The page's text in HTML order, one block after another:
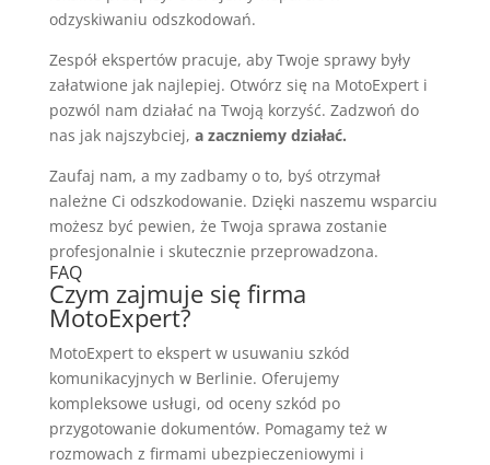
odzyskiwaniu odszkodowań.
Zespół ekspertów pracuje, aby Twoje sprawy były
załatwione jak najlepiej. Otwórz się na MotoExpert i
pozwól nam działać na Twoją korzyść. Zadzwoń do
nas jak najszybciej, a zaczniemy działać.
Zaufaj nam, a my zadbamy o to, byś otrzymał
należne Ci odszkodowanie. Dzięki naszemu wsparciu
możesz być pewien, że Twoja sprawa zostanie
profesjonalnie i skutecznie przeprowadzona.
FAQ
Czym zajmuje się firma
MotoExpert?
MotoExpert to ekspert w usuwaniu szkód
komunikacyjnych w Berlinie. Oferujemy
kompleksowe usługi, od oceny szkód po
przygotowanie dokumentów. Pomagamy też w
rozmowach z firmami ubezpieczeniowymi i